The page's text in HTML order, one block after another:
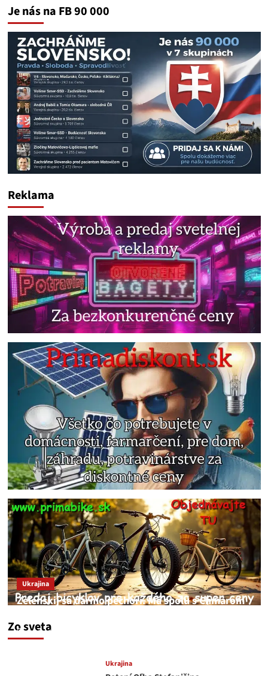
Je nás na FB 90 000
Reklama
Zo sveta
Ukrajina
Zelenskij sa darmo pechorí. Má spolu s Chmarom
medvedar
Ukrajina